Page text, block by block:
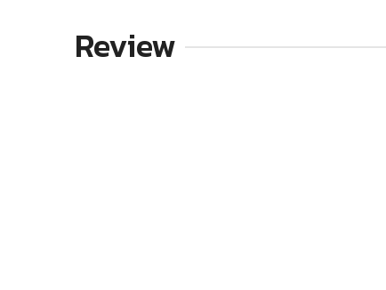
Review